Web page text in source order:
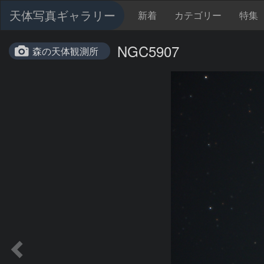
天体写真ギャラリー 新着 カテゴリー 特集
森の天体観測所 NGC5907